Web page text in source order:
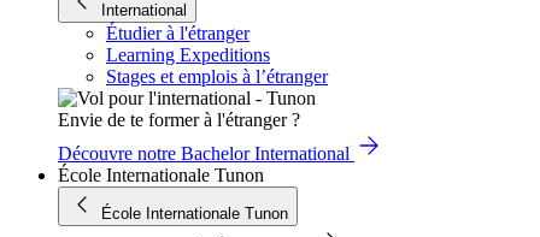
International
Étudier à l'étranger
Learning Expeditions
Stages et emplois à l’étranger
Envie de te former à l'étranger ?
Découvre notre Bachelor International
École Internationale Tunon
École Internationale Tunon